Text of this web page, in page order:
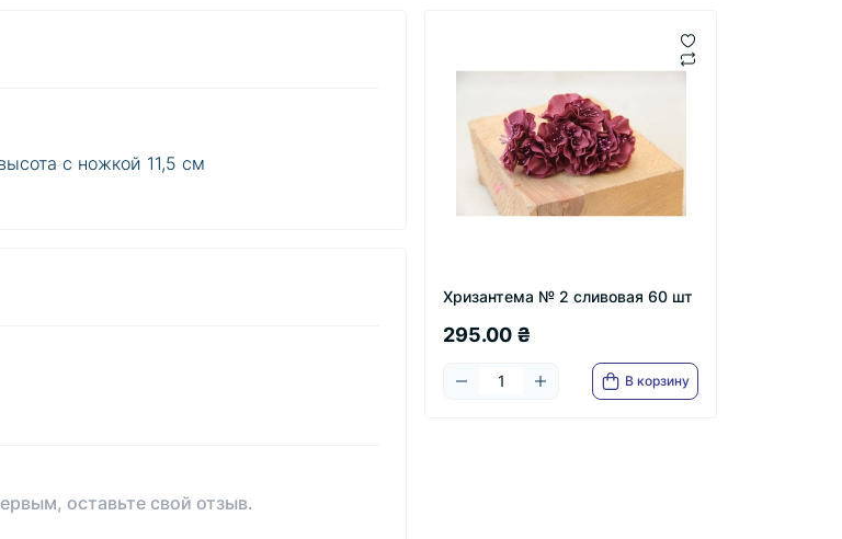
Хризантема № 2 сливовая 60 шт
295.00 ₴
В корзину
с ножкой 11,5 см
оставьте свой отзыв.